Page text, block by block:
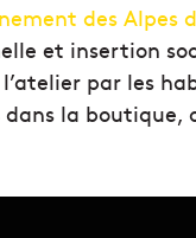
des Alpes
et insertion
par les
la